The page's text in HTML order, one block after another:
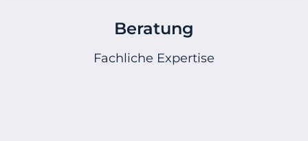
Beratung
Fachliche Expertise